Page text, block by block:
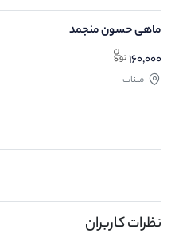
ماهی حسون منجمد
160,000
میناب
نظرات کاربران